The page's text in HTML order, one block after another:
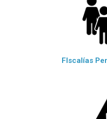
FIscalías